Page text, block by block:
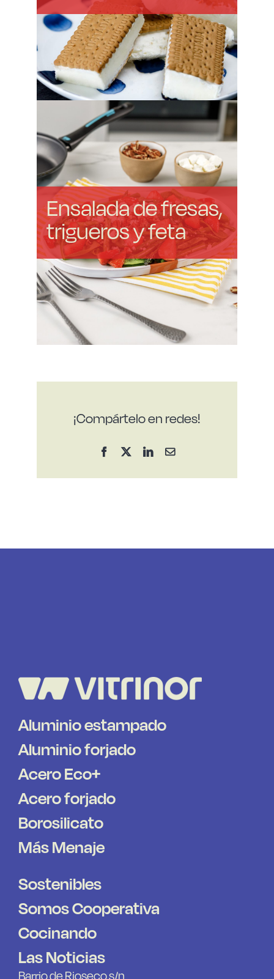
Ensalada de fresas,
trigueros y feta
¡Compártelo en redes!
Facebook
X LinkedInCorreo
Aluminio estampado
Aluminio forjado
Acero Eco+
Acero forjado
Borosilicato
Más Menaje
Sostenibles
Somos Cooperativa
Cocinando
Las Noticias